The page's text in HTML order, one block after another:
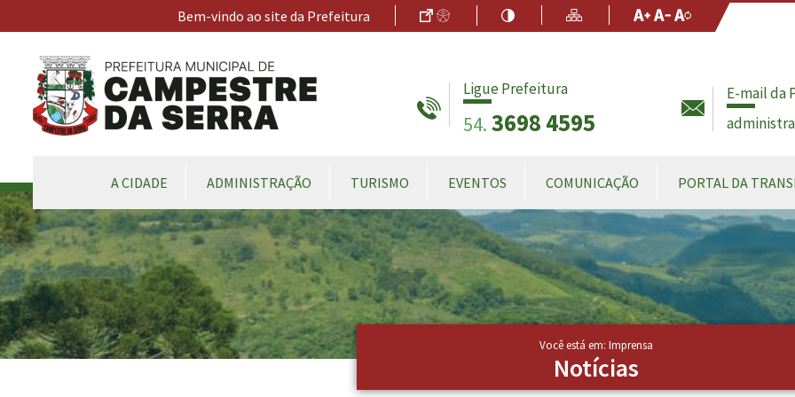
Bem-vindo ao site da Prefeitura Ir para o Conteúdo
AcessibilidadeAlto ContrasteMapa do Site Aumentar
Diminuir
Fonte Original
Ligue Prefeitura
54. 3698 4595
E-mail da
CONTEÚDO DO MENU
A CIDADE ADMINISTRAÇÃO TURISMO EVENTOS COMUNICAÇÃO PORTAL DA
Conteúdo Principal
Você está em: Imprensa
Notícias